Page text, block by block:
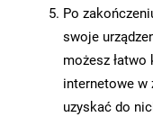
Po
swoje
możesz
internetowe w
uzyskać do